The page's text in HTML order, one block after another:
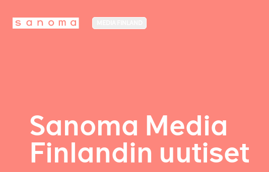
Sanoma Media
Finlandin uutiset